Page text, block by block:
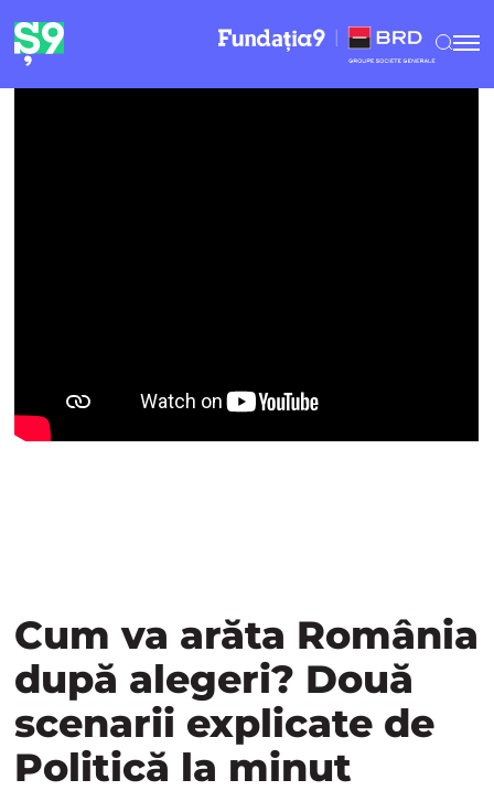
Cum va arăta România
după alegeri? Două
scenarii explicate de
Politică la minut